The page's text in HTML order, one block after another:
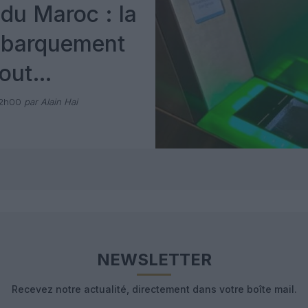
Maroc : la
Pax
par Alain Hai
NEWSLETTER
Recevez notre actualité, directement dans votre boîte mail.